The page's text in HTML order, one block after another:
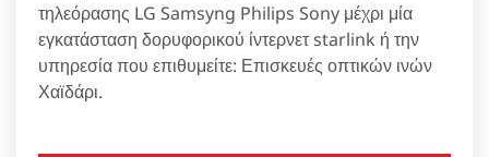
τηλεόρασης LG Samsyng Philips Sony μέχρι μία
εγκατάσταση δορυφορικού ίντερνετ starlink ή την
υπηρεσία που επιθυμείτε: Επισκευές οπτικών ινών
Χαϊδάρι.